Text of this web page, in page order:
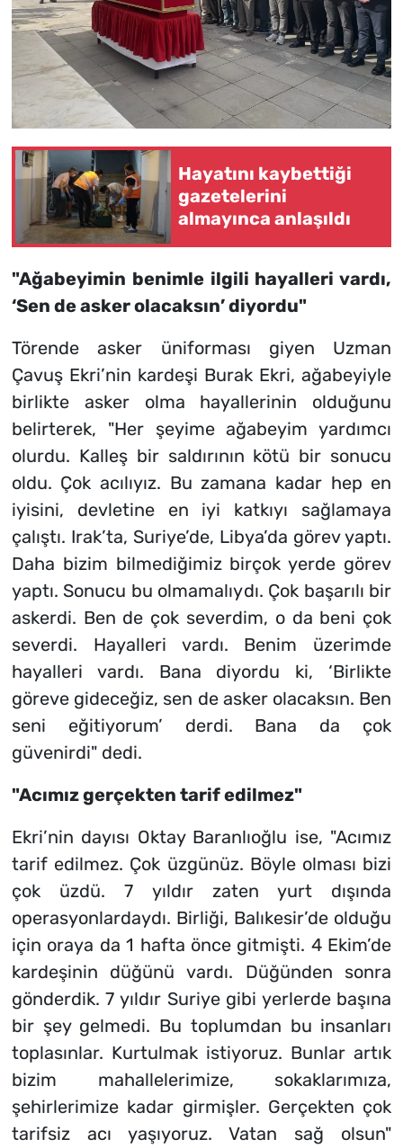
Hayatını kaybettiği
gazetelerini
almayınca anlaşıldı
"Ağabeyimin benimle ilgili hayalleri vardı,
‘Sen de asker olacaksın’ diyordu"
Törende asker üniforması giyen Uzman
Çavuş Ekri’nin kardeşi Burak Ekri, ağabeyiyle
birlikte asker olma hayallerinin olduğunu
belirterek, "Her şeyime ağabeyim yardımcı
olurdu. Kalleş bir saldırının kötü bir sonucu
oldu. Çok acılıyız. Bu zamana kadar hep en
iyisini, devletine en iyi katkıyı sağlamaya
çalıştı. Irak’ta, Suriye’de, Libya’da görev yaptı.
Daha bizim bilmediğimiz birçok yerde görev
yaptı. Sonucu bu olmamalıydı. Çok başarılı bir
askerdi. Ben de çok severdim, o da beni çok
severdi. Hayalleri vardı. Benim üzerimde
hayalleri vardı. Bana diyordu ki, ‘Birlikte
göreve gideceğiz, sen de asker olacaksın. Ben
seni eğitiyorum’ derdi. Bana da çok
güvenirdi" dedi.
"Acımız gerçekten tarif edilmez"
Ekri’nin dayısı Oktay Baranlıoğlu ise, "Acımız
tarif edilmez. Çok üzgünüz. Böyle olması bizi
çok üzdü. 7 yıldır zaten yurt dışında
operasyonlardaydı. Birliği, Balıkesir’de olduğu
için oraya da 1 hafta önce gitmişti. 4 Ekim’de
kardeşinin düğünü vardı. Düğünden sonra
gönderdik. 7 yıldır Suriye gibi yerlerde başına
bir şey gelmedi. Bu toplumdan bu insanları
toplasınlar. Kurtulmak istiyoruz. Bunlar artık
bizim mahallelerimize, sokaklarımıza,
şehirlerimize kadar girmişler. Gerçekten çok
tarifsiz acı yaşıyoruz. Vatan sağ olsun"